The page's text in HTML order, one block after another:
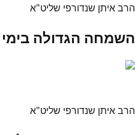
הרב איתן שנדורפי שליט"א
השמחה הגדולה בימי
הרב איתן שנדורפי שליט"א